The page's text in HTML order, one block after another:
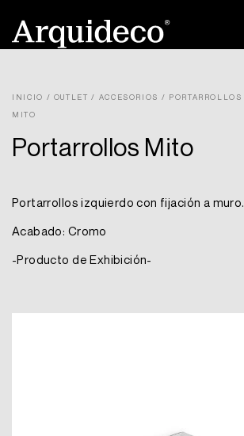
contenido
INICIO / OUTLET / ACCESORIOS / PORTARROLLOS
MITO
Portarrollos Mito
Portarrollos izquierdo con fijación a muro.
Acabado: Cromo
-Producto de Exhibición-